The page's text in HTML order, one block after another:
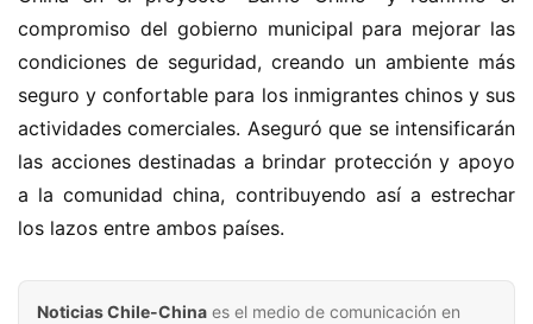
compromiso del gobierno municipal para mejorar las
condiciones de seguridad, creando un ambiente más
seguro y confortable para los inmigrantes chinos y sus
actividades comerciales. Aseguró que se intensificarán
las acciones destinadas a brindar protección y apoyo
a la comunidad china, contribuyendo así a estrechar
los lazos entre ambos países.
Noticias Chile-China es el medio de comunicación en